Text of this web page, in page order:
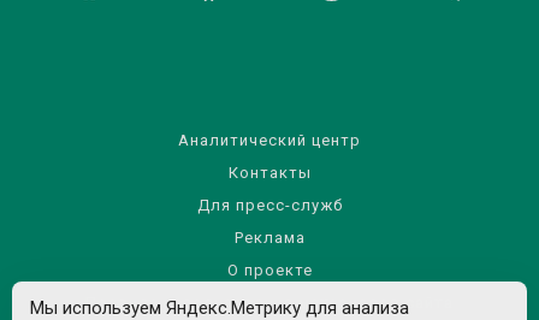
Аналитический центр
Контакты
Для пресс-служб
Реклама
О проекте
Правила использования материалов сайта
Мы используем Яндекс.Метрику для анализа